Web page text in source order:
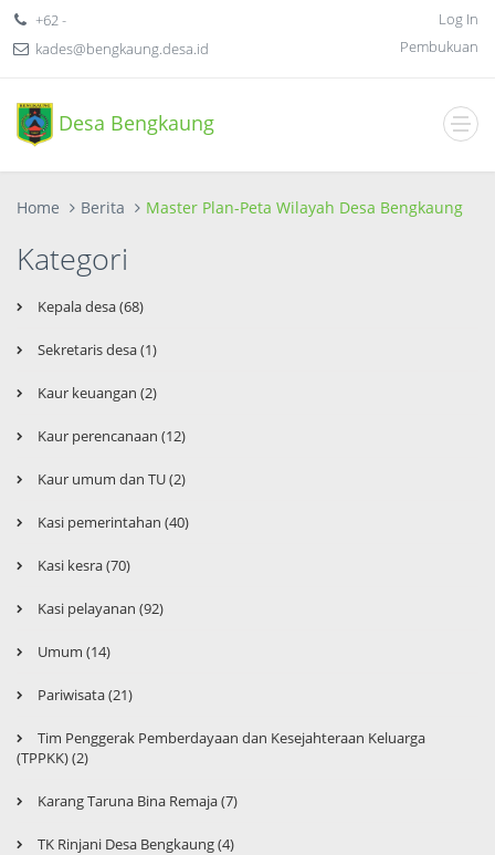
+62 -
kades@bengkaung.desa.id
Log In
Pembukuan
Desa Bengkaung
Home Berita Master Plan-Peta Wilayah Desa Bengkaung
Kategori
Kepala desa (68)
Sekretaris desa (1)
Kaur keuangan (2)
Kaur perencanaan (12)
Kaur umum dan TU (2)
Kasi pemerintahan (40)
Kasi kesra (70)
Kasi pelayanan (92)
Umum (14)
Pariwisata (21)
Tim Penggerak Pemberdayaan dan Kesejahteraan Keluarga
(TPPKK) (2)
Karang Taruna Bina Remaja (7)
TK Rinjani Desa Bengkaung (4)